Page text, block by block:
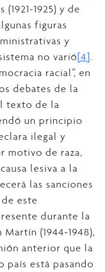
1925) y de
figuras
y
no varió[4].
racial”, en
debates de la
texto de la
un principio
ilegal y
motivo de raza,
lesiva a la
las sanciones
este
durante la
(1944-1948),
anterior que la
país está pasando